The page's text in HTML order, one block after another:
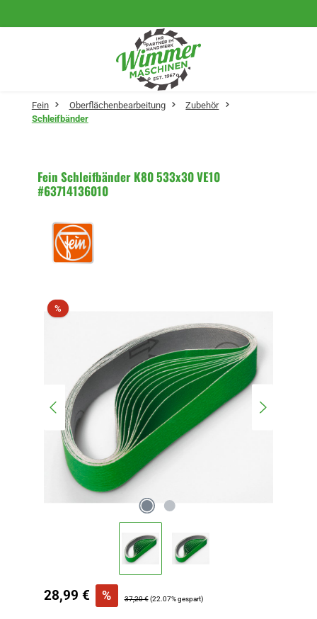
Fein Oberflächenbearbeitung
Zubehör
Schleifbänder
Fein Schleifbänder K80 533x30 VE10
#63714136010
%Rabatt
Verkaufspreis:
28,99 € % Regulärer Preis:
37,20 € (22.07% gespart)